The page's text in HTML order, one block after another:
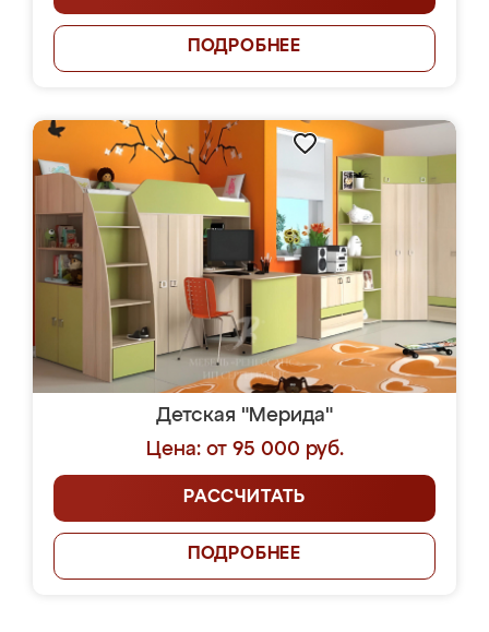
ПОДРОБНЕЕ
Детская "Мерида"
Цена: от 95 000 руб.
РАССЧИТАТЬ
ПОДРОБНЕЕ